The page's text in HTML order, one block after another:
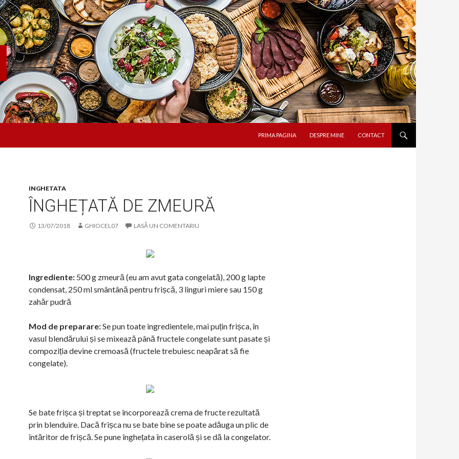
PRIMA PAGINA
DESPRE MINE CONTACT
INGHETATA
ÎNGHEȚATĂ DE ZMEURĂ
13/07/2018 GHIOCEL07 LASĂ UN COMENTARIU
Ingrediente: 500 g zmeură (eu am avut gata congelată), 200 g lapte
condensat, 250 ml smântână pentru frișcă, 3 linguri miere sau 150 g
zahăr pudră
Mod de preparare:Se pun toate ingredientele, mai puțin frișca, în
vasul blendărului și se mixează până fructele congelate sunt pasate și
compoziția devine cremoasă (fructele trebuiesc neapărat să fie
congelate).
Se bate frișca și treptat se încorporează crema de fructe rezultată
prin blenduire. Dacă frișca nu se bate bine se poate adăuga un plic de
întăritor de frișcă. Se pune înghețata în caserolă și se dă la congelator.